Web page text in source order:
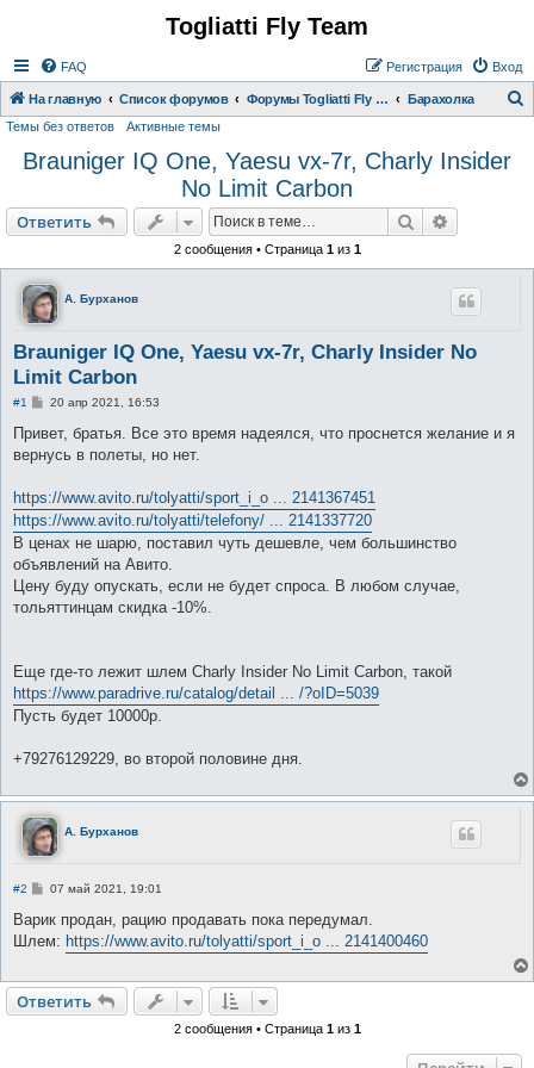
Togliatti Fly Team
FAQ Вход
Регистрация
На главную Список форумов Форумы Togliatti Fly Team Барахолка
Темы без ответов Активные темы
Brauniger IQ One, Yaesu vx-7r, Charly Insider
No Limit Carbon
Ответить
Ответить Поиск
2 сообщения • Страница 1из 1
А. Бурханов
Brauniger IQ One, Yaesu vx-7r, Charly Insider No
Limit Carbon
#1
С
о
щ
и
е
20 апр 2021, 16:53
Привет, братья. Все это время надеялся, что проснется желание и я
вернусь в полеты, но нет.
https://www.avito.ru/tolyatti/sport_i_o ... 2141367451
https://www.avito.ru/tolyatti/telefony/ ... 2141337720
В ценах не шарю, поставил чуть дешевле, чем большинство
объявлений на Авито.
Цену буду опускать, если не будет спроса. В любом случае,
тольяттинцам скидка -10%.
Еще где-то лежит шлем Charly Insider No Limit Carbon, такой
https://www.paradrive.ru/catalog/detail ... /?oID=5039
Пусть будет 10000р.
+79276129229, во второй половине дня.
А. Бурханов
#2
С
о
щ
и
е
07 май 2021, 19:01
Варик продан, рацию продавать пока передумал.
Шлем: https://www.avito.ru/tolyatti/sport_i_o ... 2141400460
Ответить
Ответить
2 сообщения • Страница 1из 1